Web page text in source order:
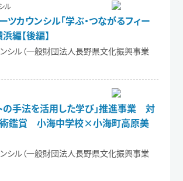
ル
ツカウンシル「学ぶ・つながるフィー
編【後編】
シル（一般財団法人長野県文化振興事業
の手法を活用した学び」推進事業 対
術鑑賞 小海中学校×小海町高原美
シル（一般財団法人長野県文化振興事業